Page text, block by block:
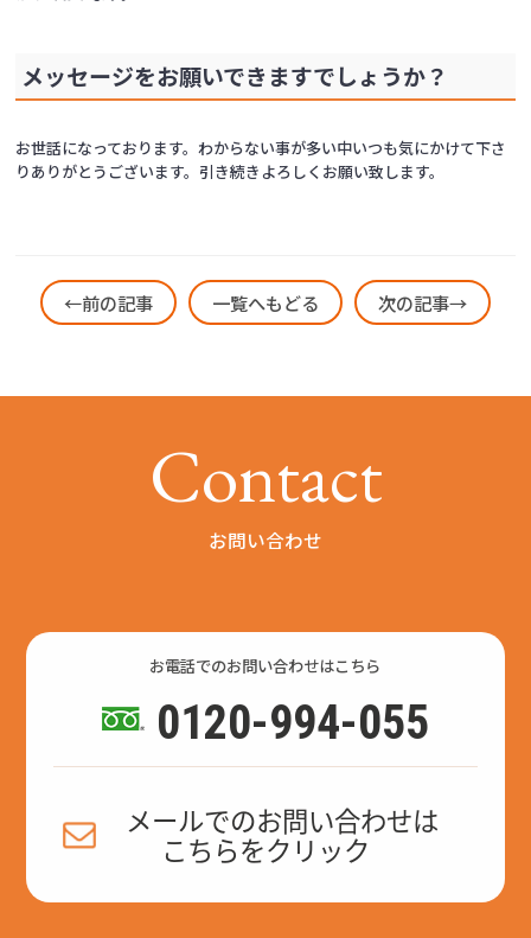
メッセージをお願いできますでしょうか？
お世話になっております。わからない事が多い中いつも気にかけて下さ
りありがとうございます。引き続きよろしくお願い致します。
←前の記事 一覧へもどる 次の記事→
Contact
お問い合わせ
お電話でのお問い合わせはこちら
0120-994-055
メールでのお問い合わせは
こちらをクリック